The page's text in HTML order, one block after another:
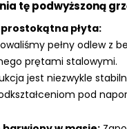
tę podwyższoną
prostokątna płyta:
pełny odlew z
prętami stalowymi.
jest niezwykle
pod